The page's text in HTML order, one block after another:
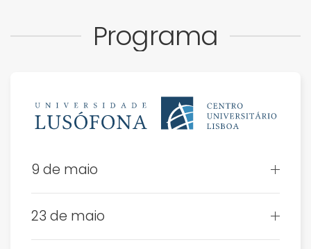
Programa
9 de maio
23 de maio